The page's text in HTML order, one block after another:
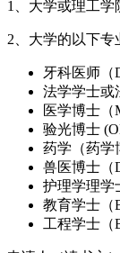
1、大学或理工
2、大学的以下专
牙科医师（
法学学士或
医学博士（
验光博士
药学（药学
兽医博士（
护理学理学
教育学士（
工程学士（